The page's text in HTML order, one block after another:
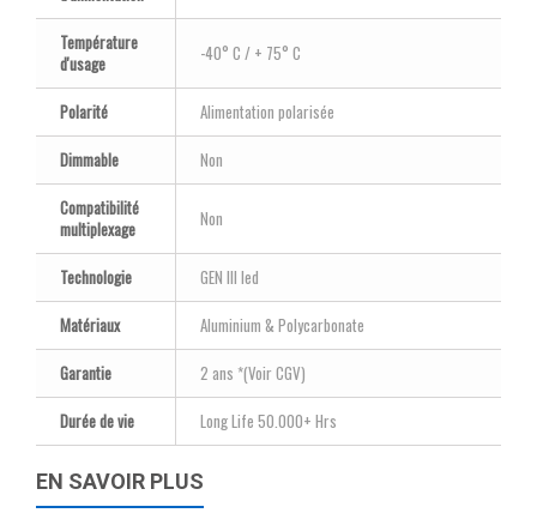
Température
d'usage
-40° C / + 75° C
Polarité
Alimentation polarisée
Dimmable
Non
Compatibilité
multiplexage
Non
Technologie
GEN III led
Matériaux
Aluminium & Polycarbonate
Garantie
2 ans *(Voir CGV)
Durée de vie
Long Life 50.000+ Hrs
EN SAVOIR PLUS